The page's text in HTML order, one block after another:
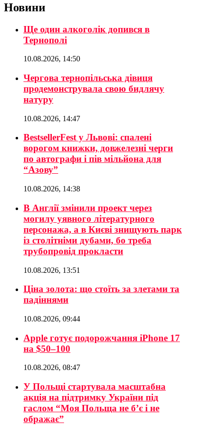
Новини
Ще один алкоголік допився в
Тернополі
10.08.2026, 14:50
Чергова тернопільська дівиця
продемонструвала свою бидлячу
натуру
10.08.2026, 14:47
BestsellerFest у Львові: спалені
ворогом книжки, довжелезні черги
по автографи і пів мільйона для
“Азову”
10.08.2026, 14:38
В Англії змінили проект через
могилу уявного літературного
персонажа, а в Києві знищують парк
із столітніми дубами, бо треба
трубопровід прокласти
10.08.2026, 13:51
Ціна золота: що стоїть за злетами та
падіннями
10.08.2026, 09:44
Apple готує подорожчання iPhone 17
на $50–100
10.08.2026, 08:47
У Польщі стартувала масштабна
акція на підтримку України під
гаслом “Моя Польща не б’є і не
ображає”